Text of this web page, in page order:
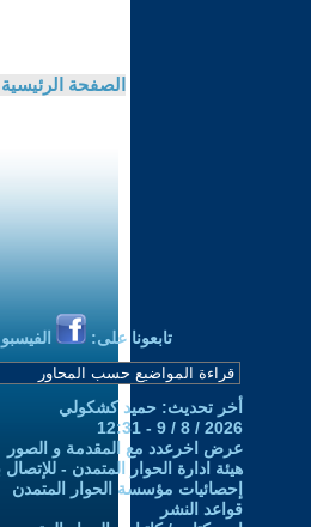
الصفحة الرئيسية
تابعونا على:
أخر تحديث: حميد كشكولي
2026 / 8 / 9 - 12:31
عرض اخرعدد مع المقدمة و الصور
هيئة ادارة الحوار المتمدن - للإتصال
إحصائيات مؤسسة الحوار المتمدن
قواعد النشر